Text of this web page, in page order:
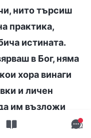
нито търсиш
практика,
истината.
в Бог, няма
хора винаги
и личен
им възложи